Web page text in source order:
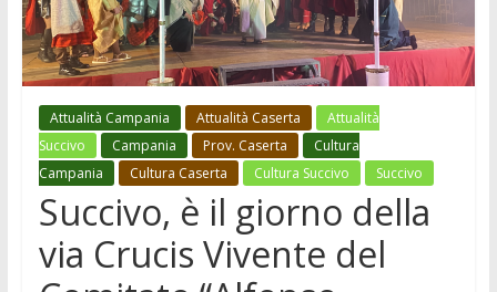
Attualità Campania Attualità Caserta
Attualità
Succivo
Campania Prov. Caserta
Cultura
Campania
Cultura Caserta Cultura Succivo Succivo
Succivo, è il giorno della
via Crucis Vivente del